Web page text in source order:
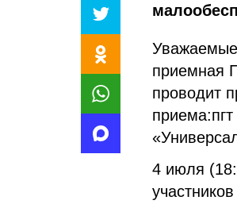
приемная
проводит
4 июля